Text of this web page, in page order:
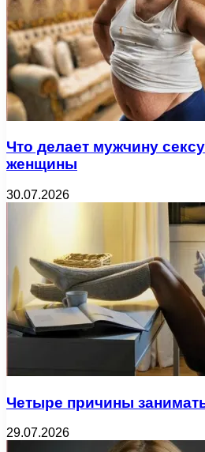
Что делает мужчину
женщины
30.07.2026
Четыре причины
29.07.2026